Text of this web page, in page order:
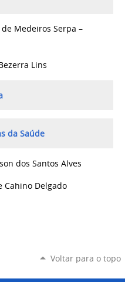
Medeiros Serpa –
Lins
da Saúde
dos Santos Alves
Cahino Delgado
Voltar para o topo